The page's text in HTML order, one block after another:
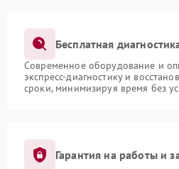
Бесплатная
Современное оборудование и
экспресс-диагностику и
сроки, минимизируя время без
Гарантия на работы и